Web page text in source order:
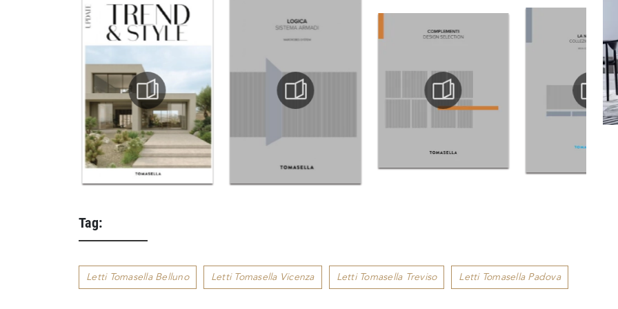
Tag:
Letti Tomasella Belluno Letti Tomasella Vicenza Letti Tomasella Treviso Letti Tomasella Padova